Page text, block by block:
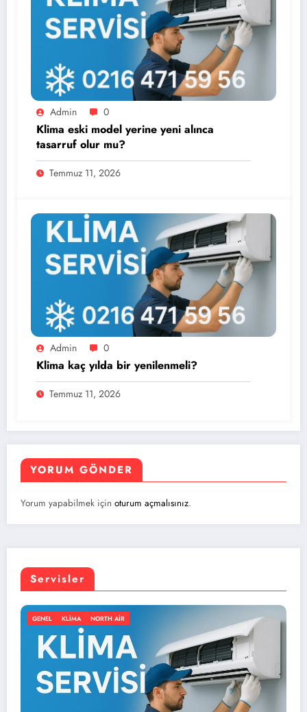
Admin 0
Klima eski model yerine yeni alınca
tasarruf olur mu?
Temmuz 11, 2026
Admin 0
Klima kaç yılda bir yenilenmeli?
Temmuz 11, 2026
YORUM GÖNDER
Yorum yapabilmek için oturum açmalısınız.
Servisler
KLIMA NORTH AIR